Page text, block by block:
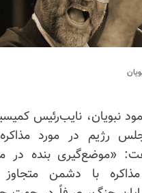
نبویان، نایب‌رئیس
رژیم در مورد
«‏موضع‌گیری بنده در
با دشمن